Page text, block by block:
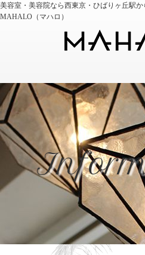
美容室・美容院なら西東京・ひばりヶ丘駅
MAHALO（マハロ）